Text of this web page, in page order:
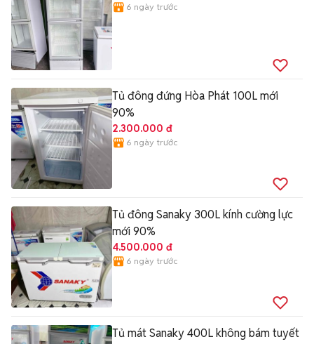
6 ngày trước
Tủ đông đứng Hòa Phát 100L mới
90%
2.300.000 đ
6 ngày trước
Tủ đông Sanaky 300L kính cường lực
mới 90%
4.500.000 đ
6 ngày trước
Tủ mát Sanaky 400L không bám tuyết